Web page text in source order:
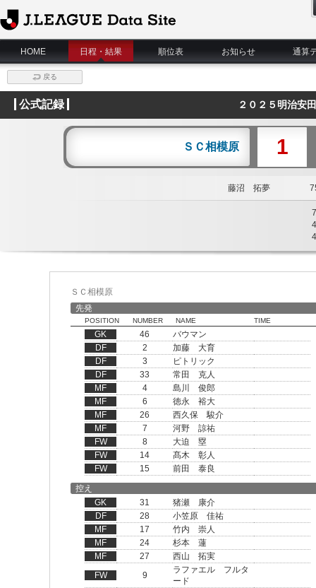
J.League Data Site
HOME
日程・結果 順位表 お知らせ 通算
戻る
公式記録 ２０２５明治安
ＳＣ相模原 1
藤沼 拓夢
7
4
4
ＳＣ相模原
先発
POSITION NUMBER NAME TIME
GK 46
バウマン
DF
2
加藤 大育
DF
3
ピトリック
DF
33
常田 克人
MF
4
島川 俊郎
MF
6
徳永 裕大
MF
26
西久保 駿介
MF
7
河野 諒祐
FW
8
大迫 塁
FW
14
髙木 彰人
FW
15
前田 泰良
控え
GK
31
猪瀬 康介
DF
28
小笠原 佳祐
MF
17
竹内 崇人
MF
24
杉本 蓮
MF
27
西山 拓実
FW
9
ラファエル フルタ
ード